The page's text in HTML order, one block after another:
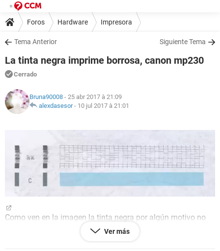
Foros Hardware Impresora
Tema Anterior Siguiente Tema
La tinta negra imprime borrosa, canon mp230
Cerrado
Bruna90008 - 25 abr 2017 à 21:09
alexdasesor- 10 jul 2017 à 21:01
Como ven en la imagen la tinta negra por algún motivo no
sale, o sale parcialmente. Mi sistema es continuo y ya e
aplicado todas las limpiezas posibles y lo e alineado y sigue
Ver más